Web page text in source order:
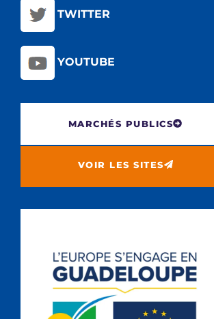
TWITTER
YOUTUBE
MARCHÉS PUBLICS
VOIR LES SITES